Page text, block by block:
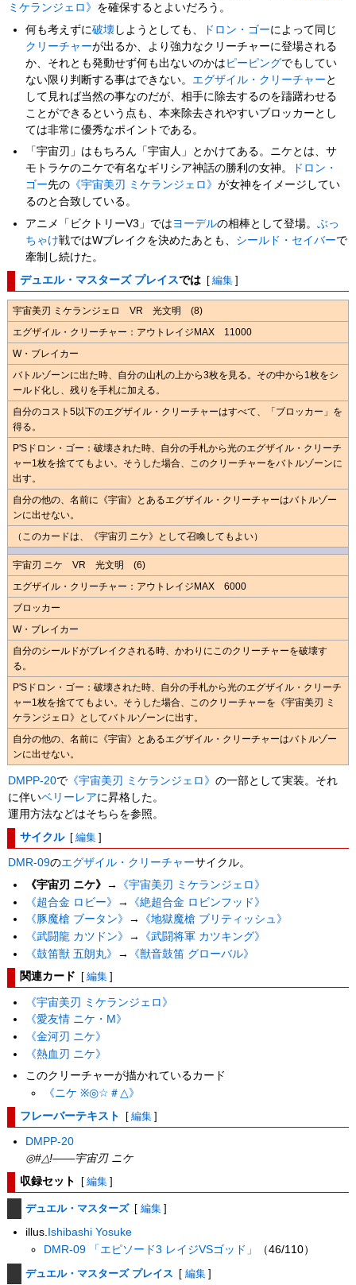
ミケランジェロ》 を確保するとよいだろう。
何も考えずに破壊 しようとしても、 ドロン・ゴーによって同じ
クリーチャーが出るか、より強力なクリーチャーに登場される
か、それとも発動せず何も出ないのかは ピーピングでもしてい
ない限り判断する事はできない。 エグザイル・クリーチャー と
して見れば当然の事なのだが、相手に除去するのを躊躇わせる
ことができるという点も、本来除去されやすいブロッカーとし
ては非常に優秀なポイントである。
「宇宙刃」はもちろん「宇宙人」とかけてある。ニケとは、サ
モトラケのニケで有名なギリシア神話の勝利の女神。
ドロン・
ゴー先の 《宇宙美刃 ミケランジェロ》が女神をイメージしてい
るのと合致している。
アニメ「ビクトリーV3」では ヨーデルの相棒として登場。ぶっ
ちゃけ戦ではWブレイクを決めたあとも、 シールド・セイバーで
牽制し続けた。
デュエル・マスターズ プレイスでは [ 編集 ]
宇宙美刃 ミケランジェロ VR 光文明 (8)
エグザイル・クリーチャー：アウトレイジMAX 11000
W・ブレイカー
バトルゾーンに出た時、自分の山札の上から3枚を見る。その中から1枚をシ
ールド化し、残りを手札に加える。
自分のコスト5以下のエグザイル・クリーチャーはすべて、「ブロッカー」を
得る。
P'Sドロン・ゴー：破壊された時、自分の手札から光のエグザイル・クリーチ
ャー1枚を捨ててもよい。そうした場合、このクリーチャーをバトルゾーンに
出す。
自分の他の、名前に《宇宙》とあるエグザイル・クリーチャーはバトルゾー
ンに出せない。
（このカードは、《宇宙刃 ニケ》として召喚してもよい）
宇宙刃 ニケ VR 光文明 (6)
エグザイル・クリーチャー：アウトレイジMAX 6000
ブロッカー
W・ブレイカー
自分のシールドがブレイクされる時、かわりにこのクリーチャーを破壊す
る。
P'Sドロン・ゴー：破壊された時、自分の手札から光のエグザイル・クリーチ
ャー1枚を捨ててもよい。そうした場合、このクリーチャーを《宇宙美刃 ミ
ケランジェロ》としてバトルゾーンに出す。
自分の他の、名前に《宇宙》とあるエグザイル・クリーチャーはバトルゾー
ンに出せない。
DMPP-20で 《宇宙美刃 ミケランジェロ》の一部として実装。それ
に伴いベリーレアに昇格した。
運用方法などはそちらを参照。
サイクル [ 編集 ]
DMR-09のエグザイル・クリーチャーサイクル。
《宇宙刃 ニケ》 →
《宇宙美刃 ミケランジェロ》
《超合金 ロビー》
→
《絶超合金 ロビンフッド》
《豚魔槍 ブータン》
→
《地獄魔槍 ブリティッシュ》
《武闘龍 カツドン》
→
《武闘将軍 カツキング》
《鼓笛獣 五朗丸》
→ 《獣音鼓笛 グローバル》
関連カード [ 編集 ]
《宇宙美刃 ミケランジェロ》
《愛友情 ニケ・M》
《金河刃 ニケ》
《熱血刃 ニケ》
このクリーチャーが描かれているカード
《ニケ ※◎☆＃△》
フレーバーテキスト [ 編集 ]
DMPP-20
◎#△!――宇宙刃 ニケ
収録セット [ 編集 ]
デュエル・マスターズ [ 編集 ]
illus. Ishibashi Yosuke
DMR-09 「エピソード3 レイジVSゴッド」
（46/110）
デュエル・マスターズ プレイス
[ 編集 ]